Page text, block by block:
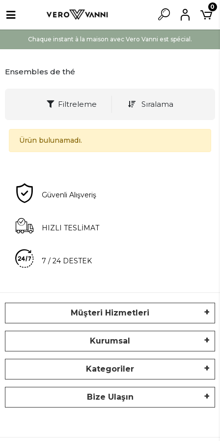
Chaque instant à la maison avec Vero Vanni est spécial.
0
Ensembles de thé
Filtreleme Sıralama
Ürün bulunamadı.
Güvenli Alışveriş
HIZLI TESLİMAT
7 / 24 DESTEK
Müşteri Hizmetleri
Kurumsal
Kategoriler
Bize Ulaşın